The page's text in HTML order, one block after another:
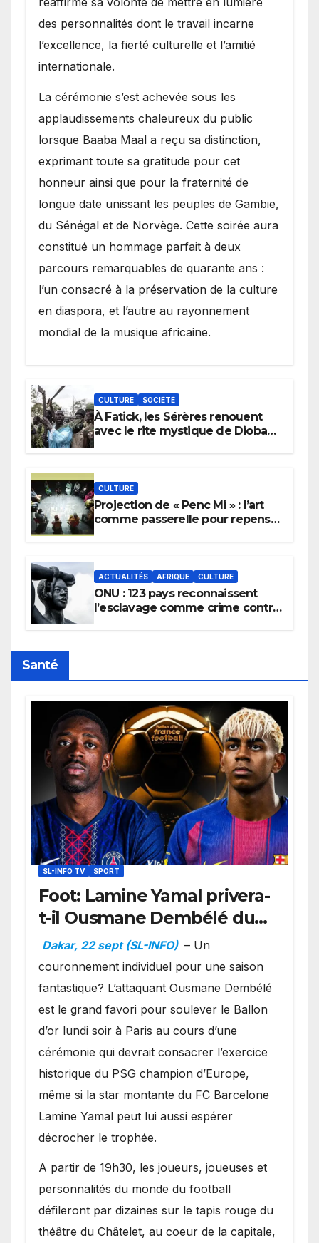
des personnalités dont le travail incarne
l’excellence, la fierté culturelle et l’amitié
internationale.
​La cérémonie s’est achevée sous les
applaudissements chaleureux du public
lorsque Baaba Maal a reçu sa distinction,
exprimant toute sa gratitude pour cet
honneur ainsi que pour la fraternité de
longue date unissant les peuples de Gambie,
du Sénégal et de Norvège. Cette soirée aura
constitué un hommage parfait à deux
parcours remarquables de quarante ans :
l’un consacré à la préservation de la culture
en diaspora, et l’autre au rayonnement
mondial de la musique africaine.
CULTURE SOCIÉTÉ
À Fatick, les Sérères renouent
avec le rite mystique de Diobaye
CULTURE
Projection de « Penc Mi » : l’art
comme passerelle pour repenser
ACTUALITÉS AFRIQUE CULTURE
ONU : 123 pays reconnaissent
l’esclavage comme crime contre
Santé
SL-INFO TV SPORT
Foot: Lamine Yamal privera-
t-il Ousmane Dembélé du
Ballon d’or ?
Dakar, 22 sept (SL-INFO) – Un
couronnement individuel pour une saison
fantastique? L’attaquant Ousmane Dembélé
est le grand favori pour soulever le Ballon
d’or lundi soir à Paris au cours d’une
cérémonie qui devrait consacrer l’exercice
historique du PSG champion d’Europe,
même si la star montante du FC Barcelone
Lamine Yamal peut lui aussi espérer
décrocher le trophée.
A partir de 19h30, les joueurs, joueuses et
personnalités du monde du football
défileront par dizaines sur le tapis rouge du
théâtre du Châtelet, au coeur de la capitale,